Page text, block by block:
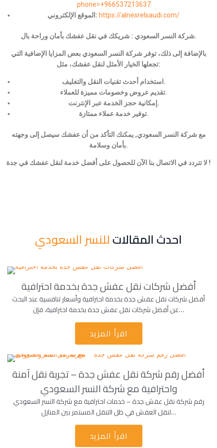
phone=+966537213637
الموقع الإلكتروني: https://alnesrelsaudi.com/
شركة النسر السعودي : شريكك في نقل عفشك بأمان وراحة بال.
بالإضافة إلى ذلك، توفر شركة النسر السعودي بعض المزايا الإضافية التي
تجعلها الخيار الأمثل لنقل عفشك، مثل:
استخدام أحدث تقنيات النقل والتغليف.
تقديم عروض وخصومات مميزة للعملاء.
إمكانية حجز الخدمة عبر الإنترنت.
توفير خدمة عملاء ممتازة.
مع شركة النسر السعودي, يمكنك التأكد من أن عفشك سيصل إلى وجهته
بأمان وسلامة.
لا تتردد في الاتصال بنا الآن للحصول على أفضل خدمة لنقل عفشك في جدة !
احدث المقالاتللنسر السعودي
أفضل شركات نقل عفش جدة بخدمة احترافية
أفضل شركات نقل عفش جدة بخدمة احترافية وأسعار تنافسية عند البحث
عن أفضل شركات نقل عفش جدة بخدمة احترافية، فإن…
اقرأ المزيد
أفضل رقم شركة نقل عفش جدة – تجربة نقل آمنة
واحترافية مع شركة النسر السعودي
رقم شركة نقل عفش جدة – خدمات احترافية مع شركة النسر السعودي
لنقل العفش في ظل التنقل المستمر بين المنازل…
اقرأ المزيد